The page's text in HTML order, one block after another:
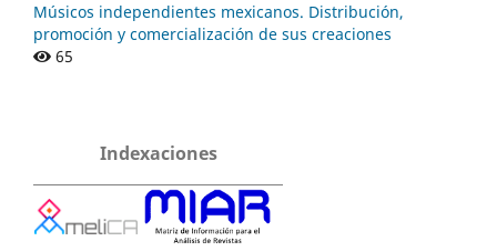
Músicos independientes mexicanos. Distribución,
promoción y comercialización de sus creaciones
65
Indexaciones